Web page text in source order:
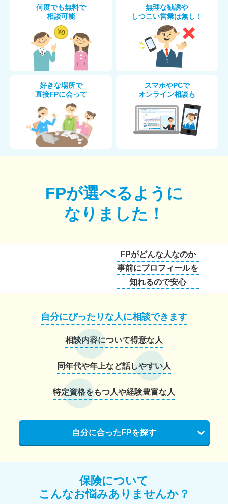
何度でも無料で
相談可能
無理な勧誘や
しつこい営業は無し！
好きな場所で
直接FPに会って
スマホやPCで
オンライン相談も
FPが選べるように
なりました！
FPがどんな人なのか
事前にプロフィールを
知れるので安心
自分にぴったりな人に相談できます
相談内容について得意な人
同年代や年上など話しやすい人
特定資格をもつ人や経験豊富な人
自分に合ったFPを探す
保険について
こんなお悩みありませんか？